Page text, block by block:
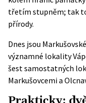
třetím stupněm; tak
přírody.
Dnes jsou
významné lokality
šest samostatných
Markušovcemi a